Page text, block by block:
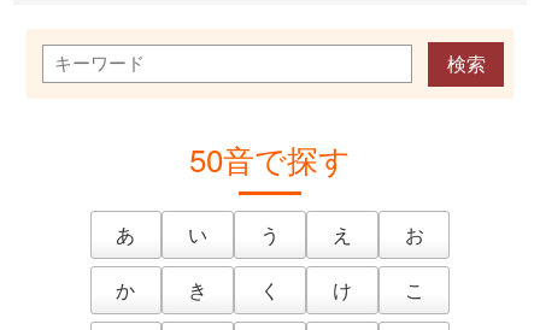
50音で探す
あ い う え
お
か
き く け
こ